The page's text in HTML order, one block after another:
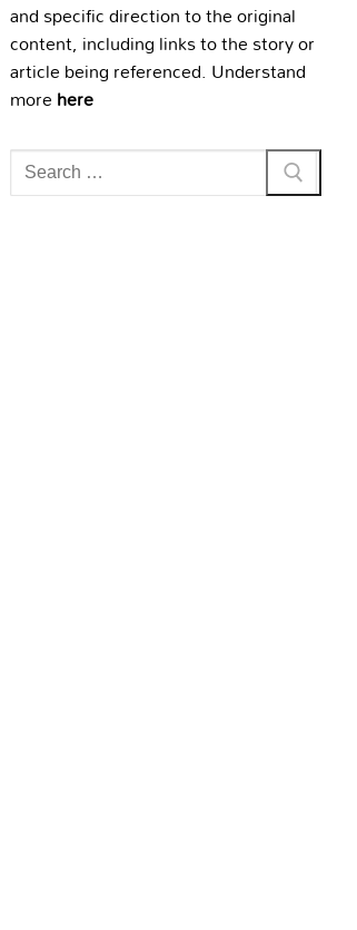
and specific direction to the original
content, including links to the story or
article being referenced. Understand
morehere
Search
for: